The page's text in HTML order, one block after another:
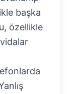
başka
özellikle